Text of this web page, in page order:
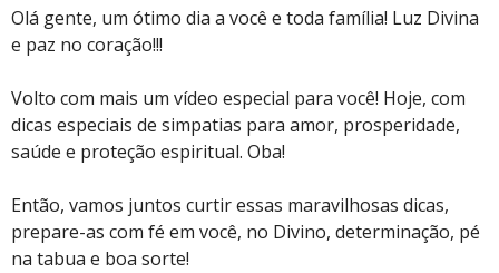
Olá gente, um ótimo dia a você e toda família! Luz Divina
e paz no coração!!!
Volto com mais um vídeo especial para você! Hoje, com
dicas especiais de simpatias para amor, prosperidade,
saúde e proteção espiritual. Oba!
Então, vamos juntos curtir essas maravilhosas dicas,
prepare-as com fé em você, no Divino, determinação, pé
na tabua e boa sorte!